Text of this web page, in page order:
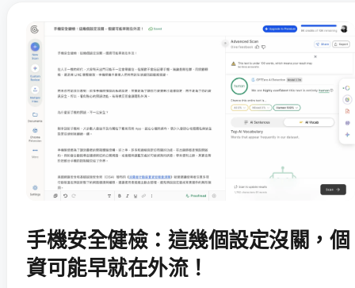
手機安全健檢：這幾個設定沒關，個
資可能早就在外流！